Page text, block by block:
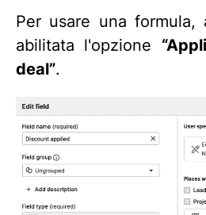
Per usare una formula,
abilitata l'opzione
deal”.